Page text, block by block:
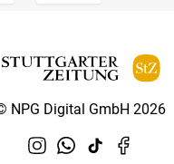
NPG Digital GmbH 2026